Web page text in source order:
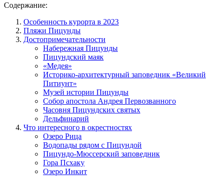
Содержание:
Особенность курорта в 2023
Пляжи Пицунды
Достопримечательности
Набережная Пицунды
Пицундский маяк
«Медея»
Историко-архитектурный заповедник «Великий
Питиунт»
Музей истории Пицунды
Собор апостола Андрея Первозванного
Часовня Пицундских святых
Дельфинарий
Что интересного в окрестностях
Озеро Рица
Водопады рядом с Пицундой
Пицундо-Мюссерский заповедник
Гора Псхаку
Озеро Инкит